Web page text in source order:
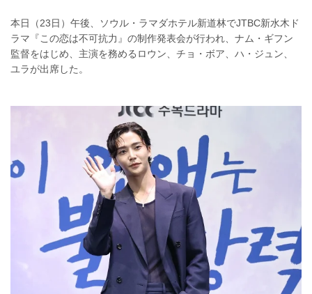
本日（23日）午後、ソウル・ラマダホテル新道林でJTBC新水木ド
ラマ『この恋は不可抗力』の制作発表会が行われ、ナム・ギフン
監督をはじめ、主演を務めるロウン、チョ・ボア、ハ・ジュン、
ユラが出席した。